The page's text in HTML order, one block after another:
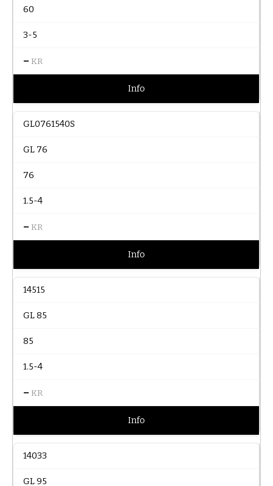
60
3-5
– KR
Info
GL0761540S
GL 76
76
1.5-4
– KR
Info
14515
GL 85
85
1.5-4
– KR
Info
14033
GL 95